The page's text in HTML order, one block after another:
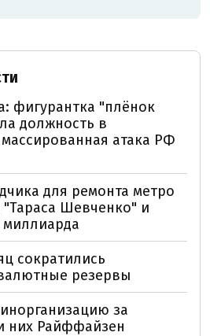
фигурантка "плёнок
должность в
атака РФ
для ремонта метро
Шевченко" и
миллиарда
сократились
резервы
за
них Райффайзен